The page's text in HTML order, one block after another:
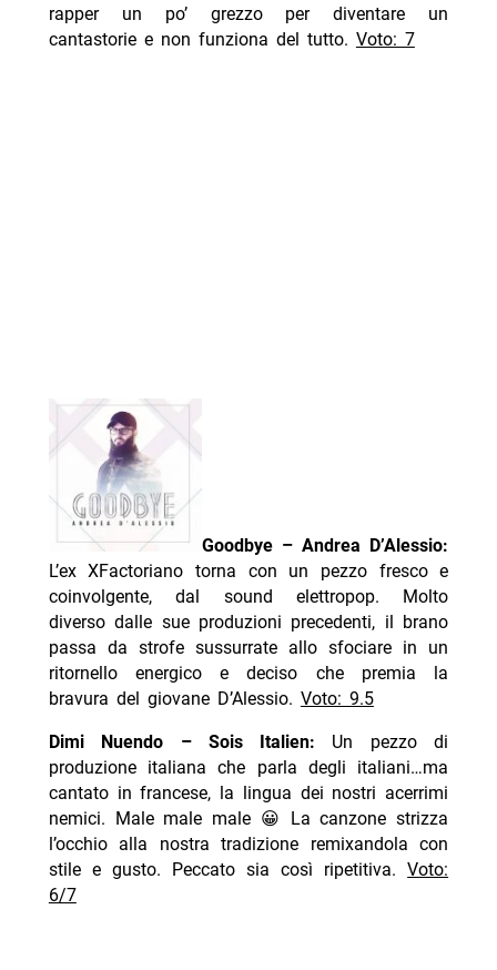
rapper un po’ grezzo per diventare un
cantastorie e non funziona del tutto. Voto: 7
Goodbye – Andrea D’Alessio:
L’ex XFactoriano torna con un pezzo fresco e
coinvolgente, dal sound elettropop. Molto
diverso dalle sue produzioni precedenti, il brano
passa da strofe sussurrate allo sfociare in un
ritornello energico e deciso che premia la
bravura del giovane D’Alessio. Voto: 9.5
Dimi Nuendo – Sois Italien: Un pezzo di
produzione italiana che parla degli italiani…ma
cantato in francese, la lingua dei nostri acerrimi
nemici. Male male male 😀 La canzone strizza
l’occhio alla nostra tradizione remixandola con
stile e gusto. Peccato sia così ripetitiva.Voto:
6/7